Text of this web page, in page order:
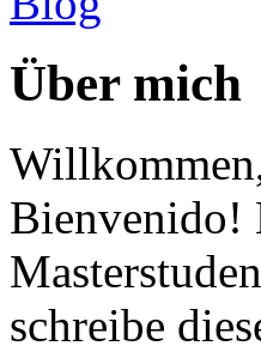
Über mich
Bienvenido!
schreibe